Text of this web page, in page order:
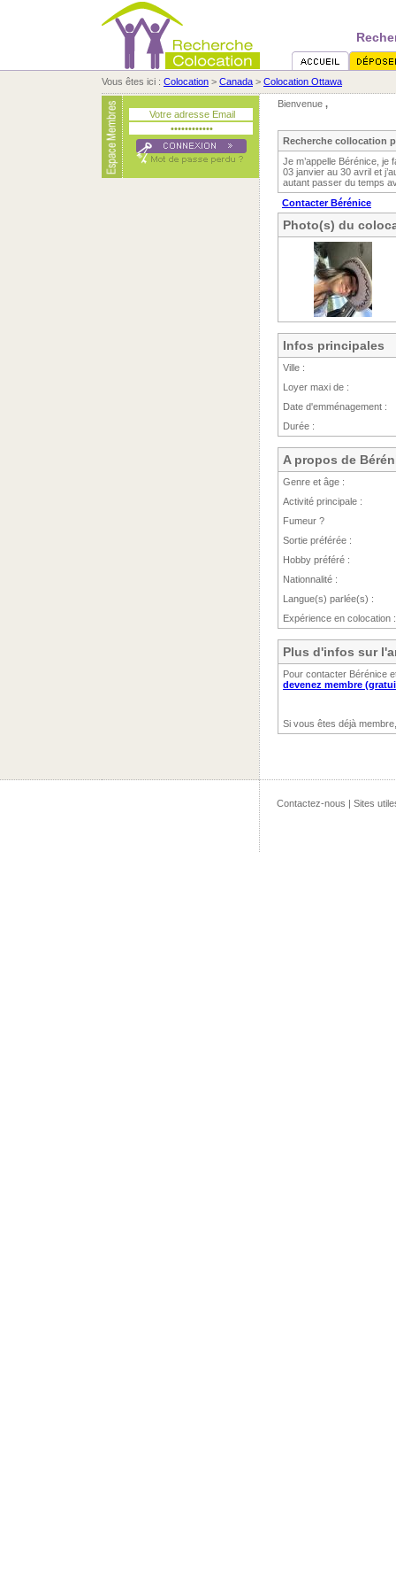
Vous êtes ici : Colocation > Canada > Colocation Ottawa
Bienvenue ,
Recherche collocation
Je m’appelle Bérénice, je
03 janvier au 30 avril et
autant passer du temps
Contacter Bérénice
Photo(s) du
Infos principales
Ville :
Loyer maxi de :
Date d'emménagement :
Durée :
A propos de
Genre et âge :
Activité principale :
Fumeur ?
Sortie préférée :
Hobby préféré :
Nationnalité :
Langue(s) parlée(s) :
Expérience en colocation :
Plus d'infos sur
Pour contacter Bérénice
devenez membre
Si vous êtes déjà
Contactez-nous | Sites